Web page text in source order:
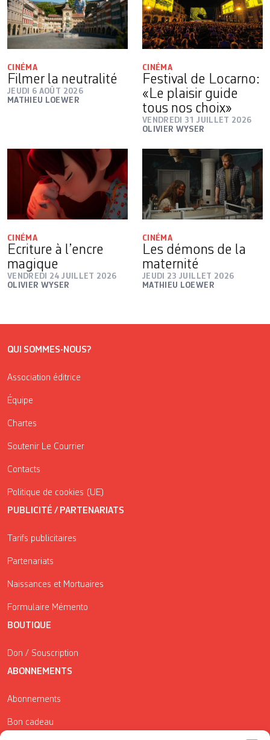
CINÉMA
Filmer la neutralité
JEUDI 6 AOÛT 2026
MATHIEU LOEWER
CINÉMA
Festival de Locarno:
«Le plaisir guide
tous nos choix»
VENDREDI 31 JUILLET 2026
OLIVIER WYSER
CINÉMA
Ecriture à l’encre
magique
VENDREDI 24 JUILLET 2026
OLIVIER WYSER
CINÉMA
Les démons de la
maternité
JEUDI 23 JUILLET 2026
MATHIEU LOEWER
QUI SOMMES-NOUS?
Association éditrice
Équipe
Chartes
Soutenir Le Courrier
Contacts
Politique de cookies (UE)
PUBLICITÉ / PARTENARIATS
Tarifs publicitaires
Partenariats
Naissances et Mortuaires
Formulaire Mémento
BOUTIQUE
Don / Souscription
ABONNEMENTS
Abonnements
Bon cadeau